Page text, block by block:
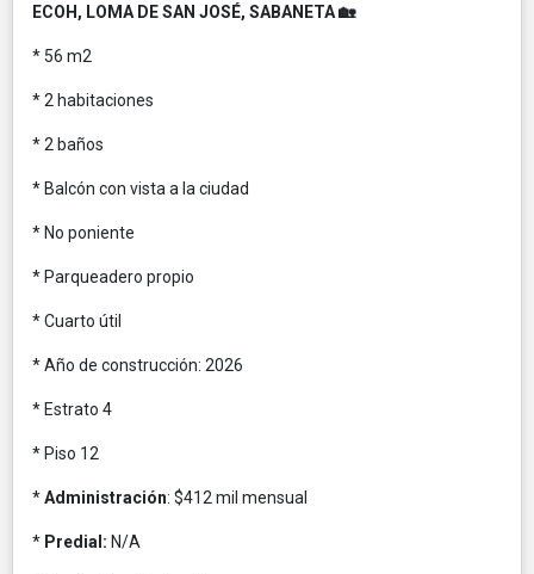
ECOH, LOMA DE SAN JOSÉ, SABANETA 🏡
* 56 m2
* 2 habitaciones
* 2 baños
* Balcón con vista a la ciudad
* No poniente
* Parqueadero propio
* Cuarto útil
* Año de construcción: 2026
* Estrato 4
* Piso 12
*Administración: $412 mil mensual
* Predial: N/A